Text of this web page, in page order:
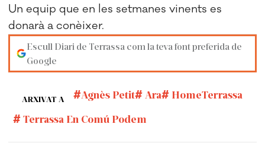
Un equip que en les setmanes vinents es
donarà a conèixer.
Escull Diari de Terrassa com la teva font preferida de
Google
ARXIVAT A Agnès Petit Ara
HomeTerrassa
Terrassa En Comú Podem